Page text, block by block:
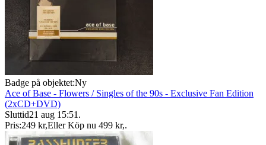
Badge på objektet:Ny
Ace of Base - Flowers / Singles of the 90s - Exclusive Fan Edition
(2xCD+DVD)
Sluttid21 aug 15:51 .
Pris:249 kr,Eller Köp nu 499 kr,.